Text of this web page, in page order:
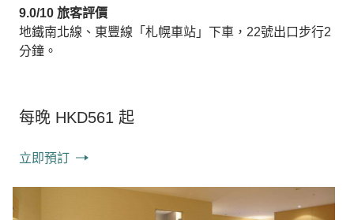
9.0/10 旅客評價
地鐵南北線、東豐線「札幌車站」下車，22號出口步行2
分鐘。
每晚 HKD561 起
立即預訂